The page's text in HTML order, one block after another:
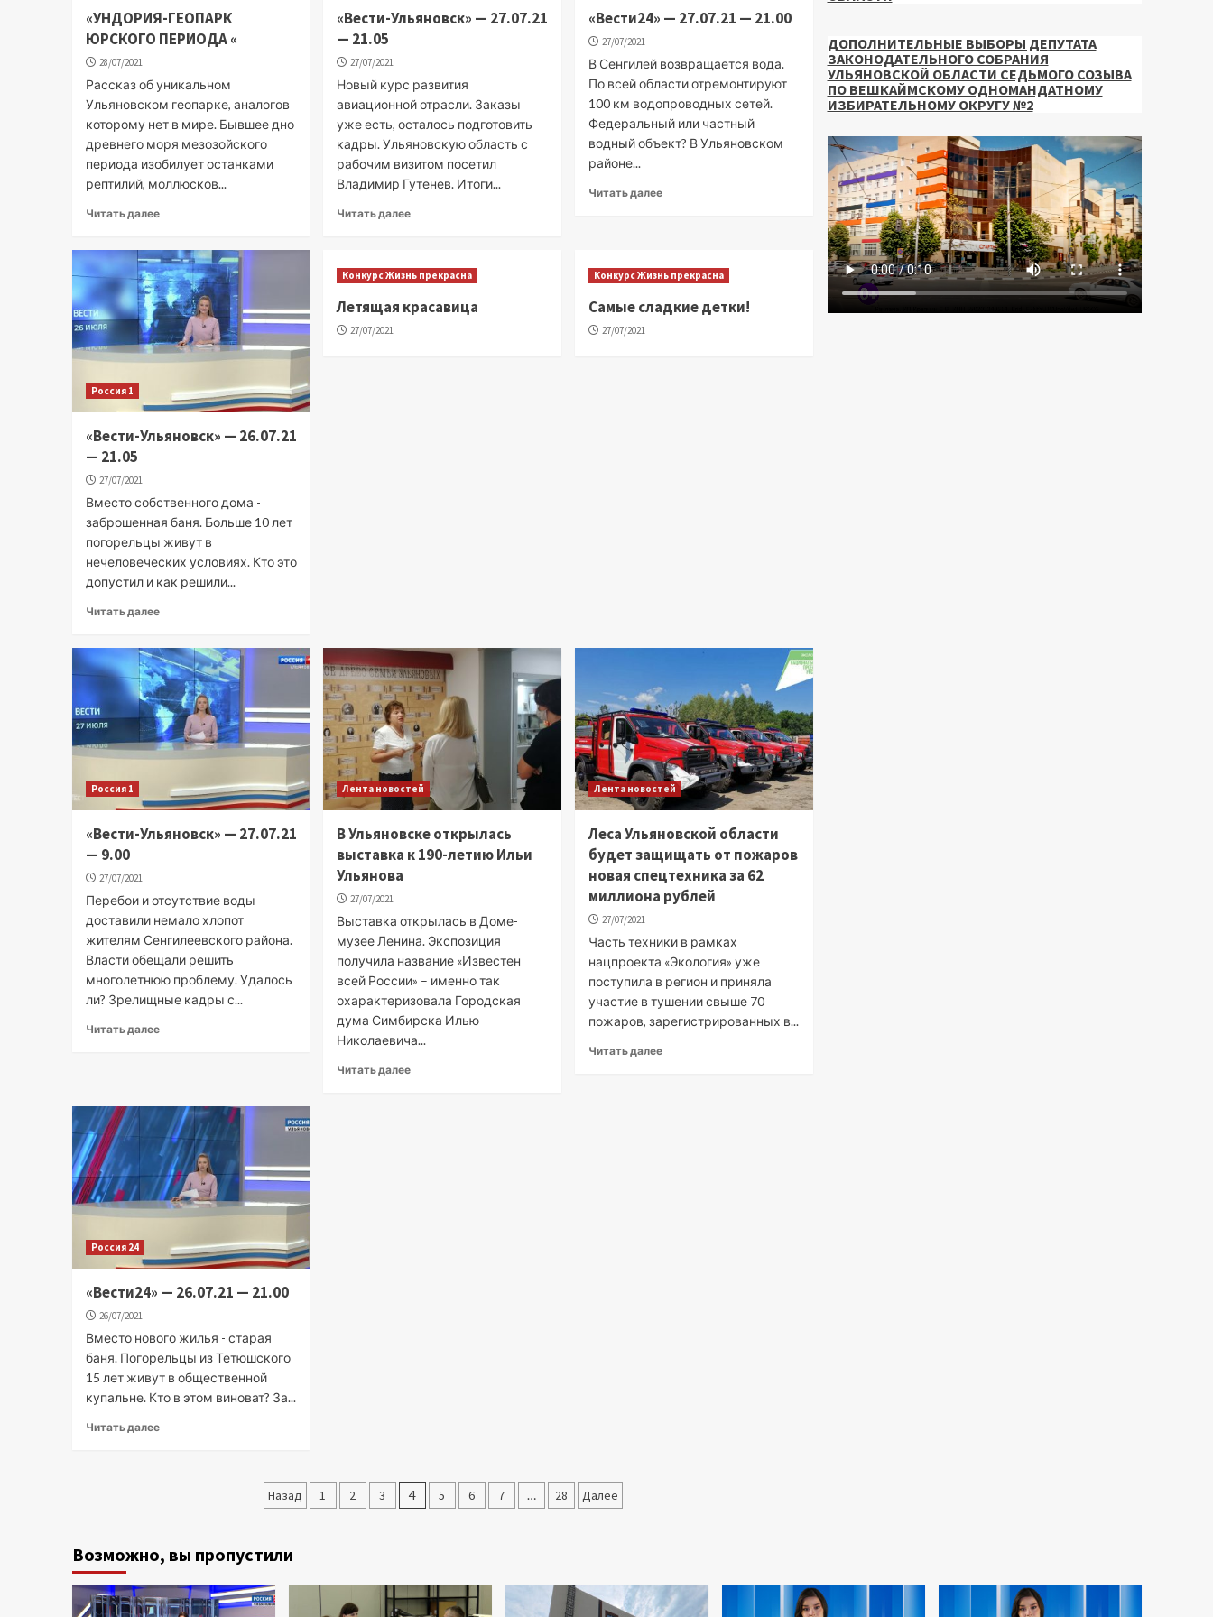
«УНДОРИЯ-ГЕОПАРК
ЮРСКОГО ПЕРИОДА «
28/07/2021
Рассказ об уникальном
Ульяновском геопарке, аналогов
которому нет в мире. Бывшее дно
древнего моря мезозойского
периода изобилует останками
рептилий, моллюсков...
Читать далее
«Вести-Ульяновск» — 27.07.21
— 21.05
27/07/2021
Новый курс развития
авиационной отрасли. Заказы
уже есть, осталось подготовить
кадры. Ульяновскую область с
рабочим визитом посетил
Владимир Гутенев. Итоги...
Читать далее
«Вести24» — 27.07.21 — 21.00
27/07/2021
В Сенгилей возвращается вода.
По всей области отремонтируют
100 км водопроводных сетей.
Федеральный или частный
водный объект? В Ульяновском
районе...
Читать далее
Россия 1
«Вести-Ульяновск» — 26.07.21
— 21.05
27/07/2021
Вместо собственного дома -
заброшенная баня. Больше 10 лет
погорельцы живут в
нечеловеческих условиях. Кто это
допустил и как решили...
Читать далее
Конкурс Жизнь прекрасна
Летящая красавица
27/07/2021
Конкурс Жизнь прекрасна
Самые сладкие детки!
27/07/2021
Россия 1
«Вести-Ульяновск» — 27.07.21
— 9.00
27/07/2021
Перебои и отсутствие воды
доставили немало хлопот
жителям Сенгилеевского района.
Власти обещали решить
многолетнюю проблему. Удалось
ли? Зрелищные кадры с...
Читать далее
Лента новостей
В Ульяновске открылась
выставка к 190-летию Ильи
Ульянова
27/07/2021
Выставка открылась в Доме-
музее Ленина. Экспозиция
получила название «Известен
всей России» – именно так
охарактеризовала Городская
дума Симбирска Илью
Николаевича...
Читать далее
Лента новостей
Леса Ульяновской области
будет защищать от пожаров
новая спецтехника за 62
миллиона рублей
27/07/2021
Часть техники в рамках
нацпроекта «Экология» уже
поступила в регион и приняла
участие в тушении свыше 70
пожаров, зарегистрированных в...
Читать далее
Россия 24
«Вести24» — 26.07.21 — 21.00
26/07/2021
Вместо нового жилья - старая
баня. Погорельцы из Тетюшского
15 лет живут в общественной
купальне. Кто в этом виноват? За...
Читать далее
Пагинация
Назад 1 2 3 4 5 6 7 … 28 Далее
ДОПОЛНИТЕЛЬНЫЕ ВЫБОРЫ ДЕПУТАТА
ЗАКОНОДАТЕЛЬНОГО СОБРАНИЯ
УЛЬЯНОВСКОЙ ОБЛАСТИ СЕДЬМОГО СОЗЫВА
ПО ВЕШКАЙМСКОМУ ОДНОМАНДАТНОМУ
ИЗБИРАТЕЛЬНОМУ ОКРУГУ №2
Возможно, вы пропустили